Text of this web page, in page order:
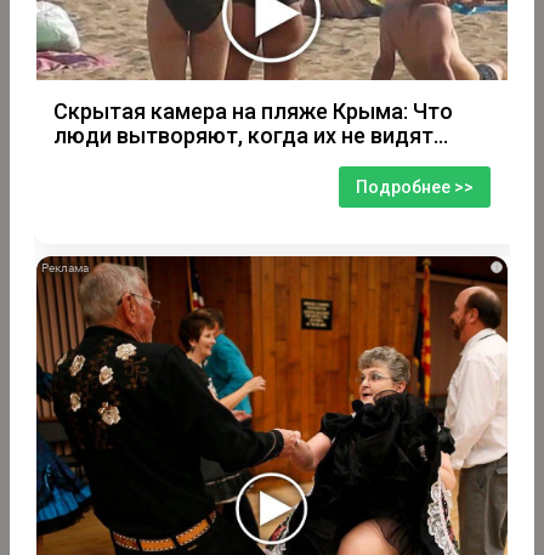
Скрытая камера на пляже Крыма: Что
люди вытворяют, когда их не видят...
Подробнее >>
i